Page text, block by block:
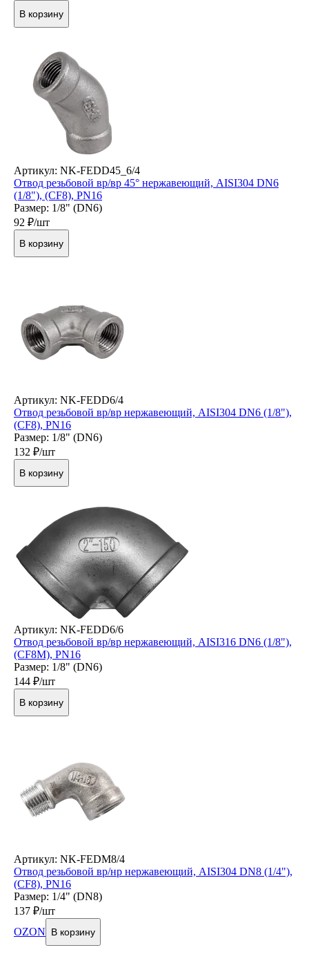
В корзину
Артикул: NK-FEDD45_6/4
Отвод резьбовой вр/вр 45° нержавеющий, AISI304 DN6
(1/8"), (CF8), PN16
Размер: 1/8" (DN6)
92 ₽/шт
В корзину
Артикул: NK-FEDD6/4
Отвод резьбовой вр/вр нержавеющий, AISI304 DN6 (1/8"),
(CF8), PN16
Размер: 1/8" (DN6)
132 ₽/шт
В корзину
Артикул: NK-FEDD6/6
Отвод резьбовой вр/вр нержавеющий, AISI316 DN6 (1/8"),
(CF8M), PN16
Размер: 1/8" (DN6)
144 ₽/шт
В корзину
Артикул: NK-FEDM8/4
Отвод резьбовой вр/нр нержавеющий, AISI304 DN8 (1/4"),
(CF8), PN16
Размер: 1/4" (DN8)
137 ₽/шт
OZON
В корзину